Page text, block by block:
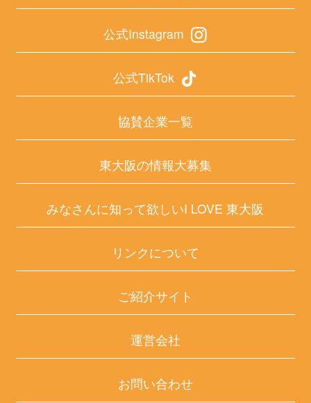
公式Instagram
公式TikTok
協賛企業一覧
東大阪の情報大募集
みなさんに知って欲しいI LOVE 東大阪
リンクについて
ご紹介サイト
運営会社
お問い合わせ